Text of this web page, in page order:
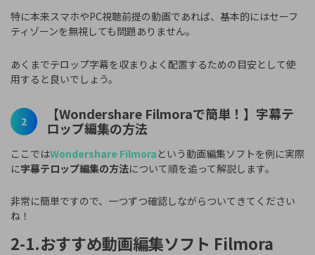
特に本来スマホやPC視聴前提の動画であれば、基本的にはセーフ
ティゾーンを無視しても問題ありません。
あくまでテロップ字幕を収まりよく配置するための目安として使
用すると良いでしょう。
2
【Wondershare Filmoraで簡単！】字幕テ
ロップ編集の方法
ここではWondershare Filmora という動画編集ソフトを例に実際
に字幕テロップ編集の方法について順を追って解説します。
非常に簡単ですので、一つずつ確認しながらついてきてください
ね！
2-1.おすすめ動画編集ソフト Filmora